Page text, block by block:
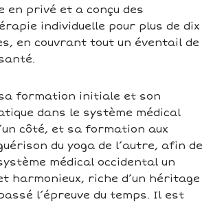
en privé et a conçu des
individuelle pour plus de dix
en couvrant tout un éventail de
formation initiale et son
dans le système médical
côté, et sa formation aux
du yoga de l’autre, afin de
médical occidental un
harmonieux, riche d’un héritage
l’épreuve du temps. Il est